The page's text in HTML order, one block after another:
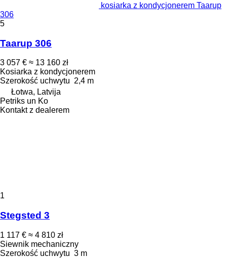
kosiarka z kondycjonerem Taarup
306
5
Taarup 306
3 057 € ≈ 13 160 zł
Kosiarka z kondycjonerem
Szerokość uchwytu 2,4 m
Łotwa, Latvija
Petriks un Ko
Kontakt z dealerem
1
Stegsted 3
1 117 € ≈ 4 810 zł
Siewnik mechaniczny
Szerokość uchwytu 3 m